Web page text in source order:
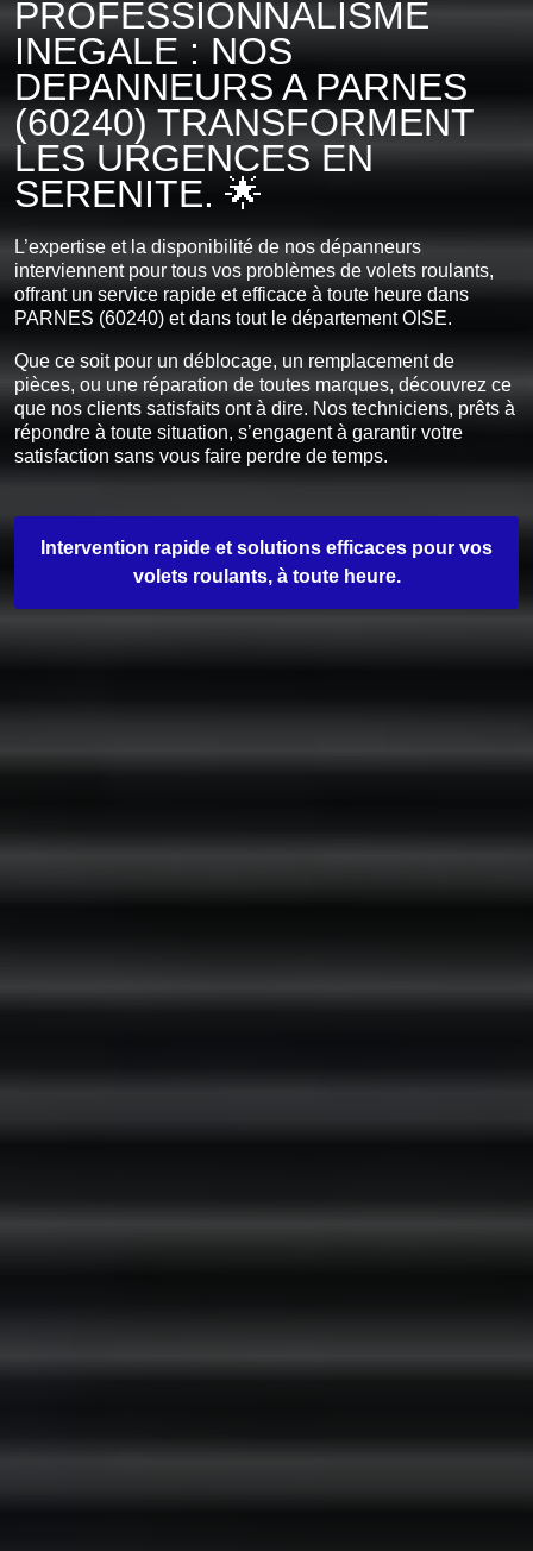
PROFESSIONNALISME
INEGALE : NOS
DEPANNEURS A PARNES
(60240) TRANSFORMENT
LES URGENCES EN
SERENITE. 🌟
L’expertise et la disponibilité de nos dépanneurs
interviennent pour tous vos problèmes de volets roulants,
offrant un service rapide et efficace à toute heure dans
PARNES (60240) et dans tout le département OISE.
Que ce soit pour un déblocage, un remplacement de
pièces, ou une réparation de toutes marques, découvrez ce
que nos clients satisfaits ont à dire. Nos techniciens, prêts à
répondre à toute situation, s’engagent à garantir votre
satisfaction sans vous faire perdre de temps.
Intervention rapide et solutions efficaces pour vos
volets roulants, à toute heure.